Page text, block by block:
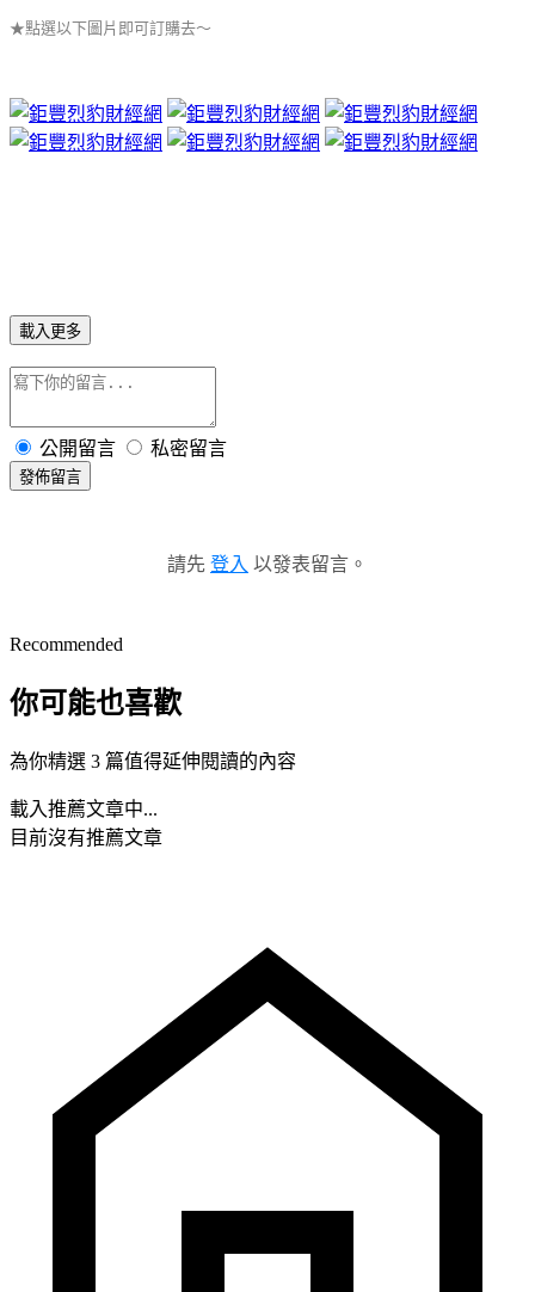
★點選以下圖片即可訂購去～
載入更多
公開留言 私密留言
發佈留言
請先 登入 以發表留言。
Recommended
你可能也喜歡
為你精選 3 篇值得延伸閱讀的內容
載入推薦文章中...
目前沒有推薦文章